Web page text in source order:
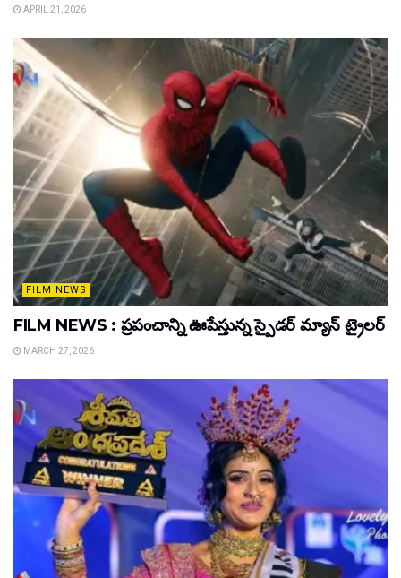
APRIL 21, 2026
FILM NEWS
FILM NEWS : ప్రపంచాన్ని ఊపేస్తున్న స్పైడర్ మ్యాన్ ట్రైలర్
MARCH 27, 2026